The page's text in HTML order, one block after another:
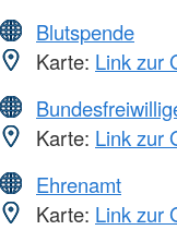
Blutspende
Karte: Link zur
Karte: Link zur
Ehrenamt
Karte: Link zur